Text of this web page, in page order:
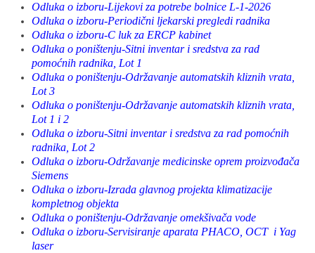
Odluka o izboru-Lijekovi za potrebe bolnice L-1-2026
Odluka o izboru-Periodični ljekarski pregledi radnika
Odluka o izboru-C luk za ERCP kabinet
Odluka o poništenju-Sitni inventar i sredstva za rad
pomoćnih radnika, Lot 1
Odluka o poništenju-Održavanje automatskih kliznih vrata,
Lot 3
Odluka o poništenju-Održavanje automatskih kliznih vrata,
Lot 1 i 2
Odluka o izboru-Sitni inventar i sredstva za rad pomoćnih
radnika, Lot 2
Odluka o izboru-Održavanje medicinske oprem proizvođača
Siemens
Odluka o izboru-Izrada glavnog projekta klimatizacije
kompletnog objekta
Odluka o poništenju-Održavanje omekšivača vode
Odluka o izboru-Servisiranje aparata PHACO, OCT i Yag
laser